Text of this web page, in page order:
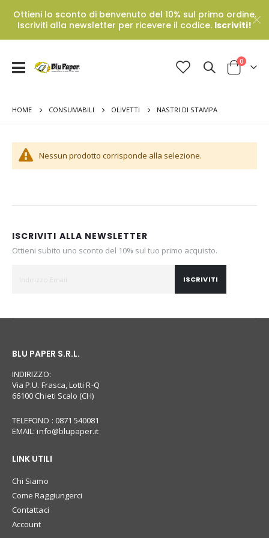
Ottieni lo sconto di benvenuto del 10% sul primo ordine.
Iscriviti alla newsletter per ricevere il codice. Iscriviti!
Toggle
Cart
0Prodotti
HOME CONSUMABILI OLIVETTI NASTRI DI STAMPA
Nessun prodotto corrisponde alla selezione.
ISCRIVITI ALLA NEWSLETTER
Ottieni subito uno sconto del 10% sul tuo primo acquisto.
ISCRIVITI
BLU PAPER S.R.L.
INDIRIZZO:
Via P.U. Frasca, Lotti R-Q
66100 Chieti Scalo (CH)
TELEFONO : 0871 540081
EMAIL:info@blupaper.it
LINK UTILI
Chi Siamo
Come Raggiungerci
Contattaci
Account